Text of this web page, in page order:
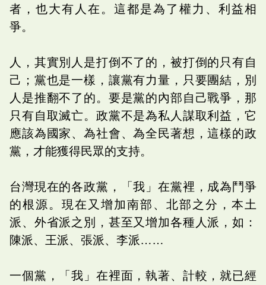
者，也大有人在。這都是為了權力、利益相
爭。
人，其實別人是打倒不了的，被打倒的只有自
己；黨也是一樣，讓黨有力量，只要團結，別
人是推翻不了的。要是黨的內部自己戰爭，那
只有自取滅亡。政黨不是為私人謀取利益，它
應該為國家、為社會、為全民著想，這樣的政
黨，才能獲得民眾的支持。
台灣現在的各政黨，「我」在黨裡，成為鬥爭
的根源。現在又增加南部、北部之分，本土
派、外省派之別，甚至又增加各種人派，如：
陳派、王派、張派、李派……
一個黨，「我」在裡面，執著、計較，就已經